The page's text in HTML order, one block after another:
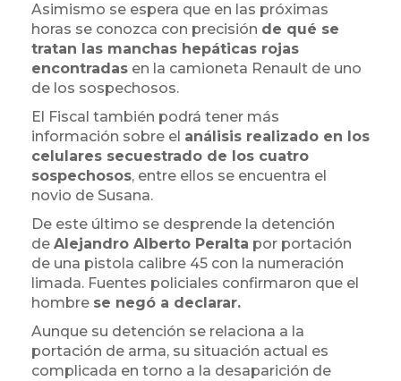
Asimismo se espera que en las próximas
horas se conozca con precisión de qué se
tratan las manchas hepáticas rojas
encontradas en la camioneta Renault de uno
de los sospechosos.
El Fiscal también podrá tener más
información sobre el análisis realizado en los
celulares secuestrado de los cuatro
sospechosos, entre ellos se encuentra el
novio de Susana.
De este último se desprende la detención
de Alejandro Alberto Peralta por portación
de una pistola calibre 45 con la numeración
limada. Fuentes policiales confirmaron que el
hombre se negó a declarar.
Aunque su detención se relaciona a la
portación de arma, su situación actual es
complicada en torno a la desaparición de